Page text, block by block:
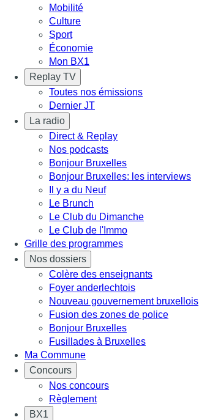
Mobilité
Culture
Sport
Économie
Mon BX1
Replay TV
Toutes nos émissions
Dernier JT
La radio
Direct & Replay
Nos podcasts
Bonjour Bruxelles
Bonjour Bruxelles: les interviews
Il y a du Neuf
Le Brunch
Le Club du Dimanche
Le Club de l'Immo
Grille des programmes
Nos dossiers
Colère des enseignants
Foyer anderlechtois
Nouveau gouvernement bruxellois
Fusion des zones de police
Bonjour Bruxelles
Fusillades à Bruxelles
Ma Commune
Concours
Nos concours
Règlement
BX1